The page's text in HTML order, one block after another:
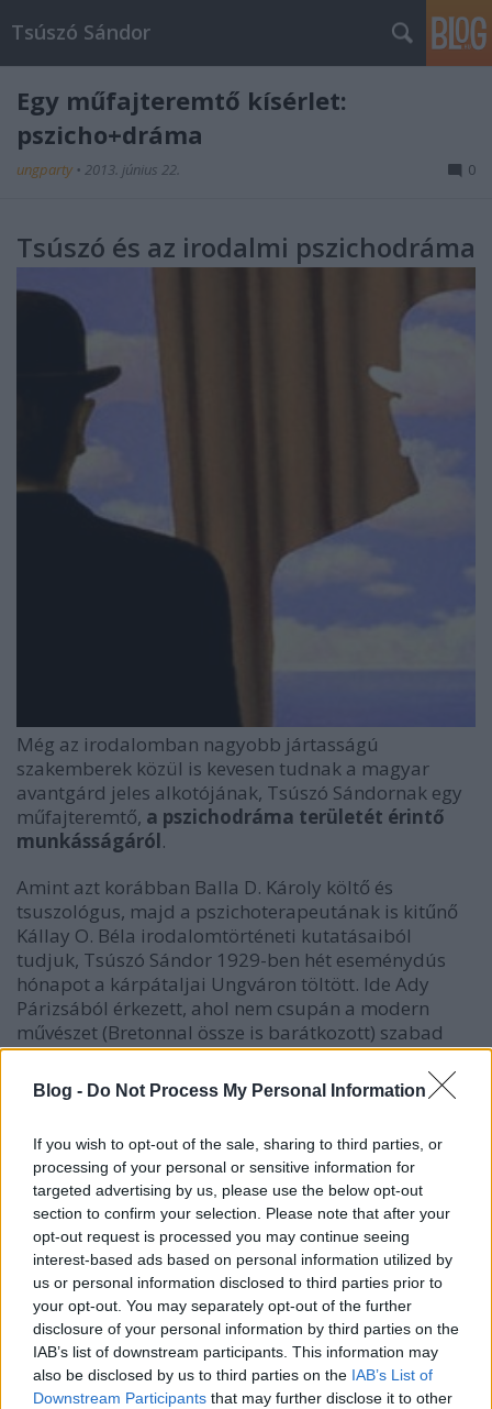
Blog - Do Not Process My Personal Information
If you wish to opt-out of the sale, sharing to third parties, or
processing of your personal or sensitive information for
targeted advertising by us, please use the below opt-out
section to confirm your selection. Please note that after your
opt-out request is processed you may continue seeing
interest-based ads based on personal information utilized by
us or personal information disclosed to third parties prior to
your opt-out. You may separately opt-out of the further
disclosure of your personal information by third parties on the
IAB’s list of downstream participants. This information may
also be disclosed by us to third parties on the IAB’s List of
Downstream Participants that may further disclose it to other
Tsúszó Sándor
Egy műfajteremtő kísérlet:
pszicho+dráma
ungparty • 2013. június 22. 0
Tsúszó és az irodalmi pszichodráma
Még az irodalomban nagyobb jártasságú
szakemberek közül is kevesen tudnak a magyar
avantgárd jeles alkotójának, Tsúszó Sándornak egy
műfajteremtő, a pszichodráma területét érintő
munkásságáról.
Amint azt korábban Balla D. Károly költő és
tsuszológus, majd a pszichoterapeutának is kitűnő
Kállay O. Béla irodalomtörténeti kutatásaiból
tudjuk, Tsúszó Sándor 1929-ben hét eseménydús
hónapot a kárpátaljai Ungváron töltött. Ide Ady
Párizsából érkezett, ahol nem csupán a modern
művészet (Bretonnal össze is barátkozott) szabad
levegőjével szívta tele beteg tüdejét, hanem
közelebbről is megismerkedett a progresszív
pszichológiai irányzatokkal, így a regresszív
archetípusaival és a kognitív pszichológiávalis.
Mint ismeretes, a pszichodráma atyja, Jacob Levy
Moreno az avantgárd művészetben, annak
spontaneitásában az emberi pszichét felszabadító
eszközt ismerte fel, és az általa teremtett csoport-
terápiás módszer alapelveit még a húszas évek
elején-derekán közzétette Európában (majd 1925-
ben az Egyesült Államokba emigrált és ott
továbbfejlesztette a szociometria, csoport-
pszichoterápia, pszichodráma ésa gyakorlati
kognitív viselkedési terápia módszerét, valamint a